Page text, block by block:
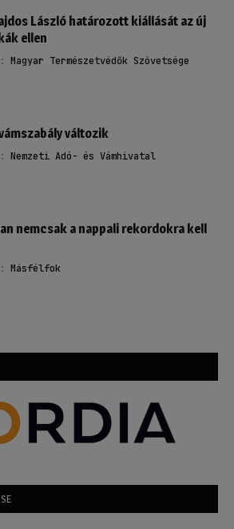
László határozott kiállását az új
ellen
Magyar Természetvédők Szövetsége
változik
Nemzeti Adó- és Vámhivatal
nemcsak a nappali rekordokra kell
Másfélfok